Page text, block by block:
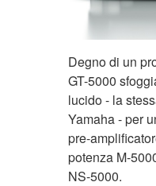
Degno di un
GT-5000
lucido - la
Yamaha - per
pre-
potenza M-
NS-5000.